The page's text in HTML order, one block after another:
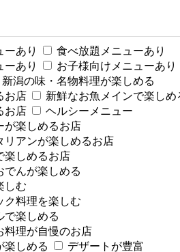
ーあり
食べ放題メニューあり
ーあり
お子様向けメニューあり
新潟の味・名物料理が楽しめる
お店
新鮮なお魚メインで楽しめ
お店
ヘルシーメニュー
が楽しめるお店
リアンが楽しめるお店
楽しめるお店
でんが楽しめる
しむ
ク料理を楽しむ
で楽しめる
料理が自慢のお店
楽しめる
デザートが豊富